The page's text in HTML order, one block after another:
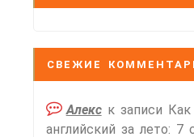
СВЕЖИЕ
Алекск записи
английский за лето: 7